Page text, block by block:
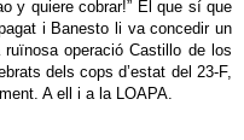
y quiere cobrar!” El que sí que
i Banesto li va concedir un
operació Castillo de los
dels cops d’estat del 23-F,
A ell i a la LOAPA.